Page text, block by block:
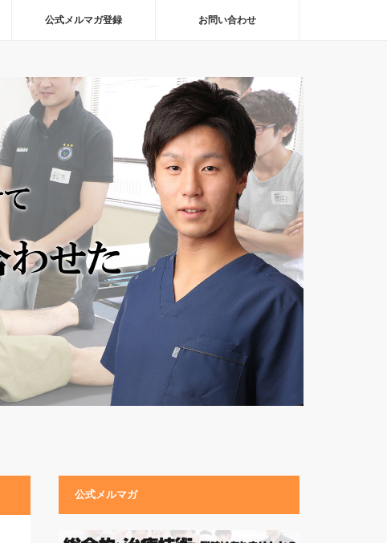
公式メルマガ登録 お問い合わせ
公式メルマガ